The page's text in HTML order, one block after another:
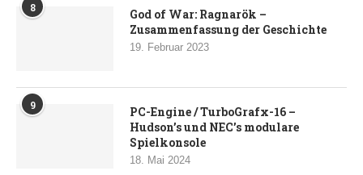
8
God of War: Ragnarök –
Zusammenfassung der Geschichte
19. Februar 2023
9
PC-Engine / TurboGrafx-16 –
Hudson’s und NEC’s modulare
Spielkonsole
18. Mai 2024